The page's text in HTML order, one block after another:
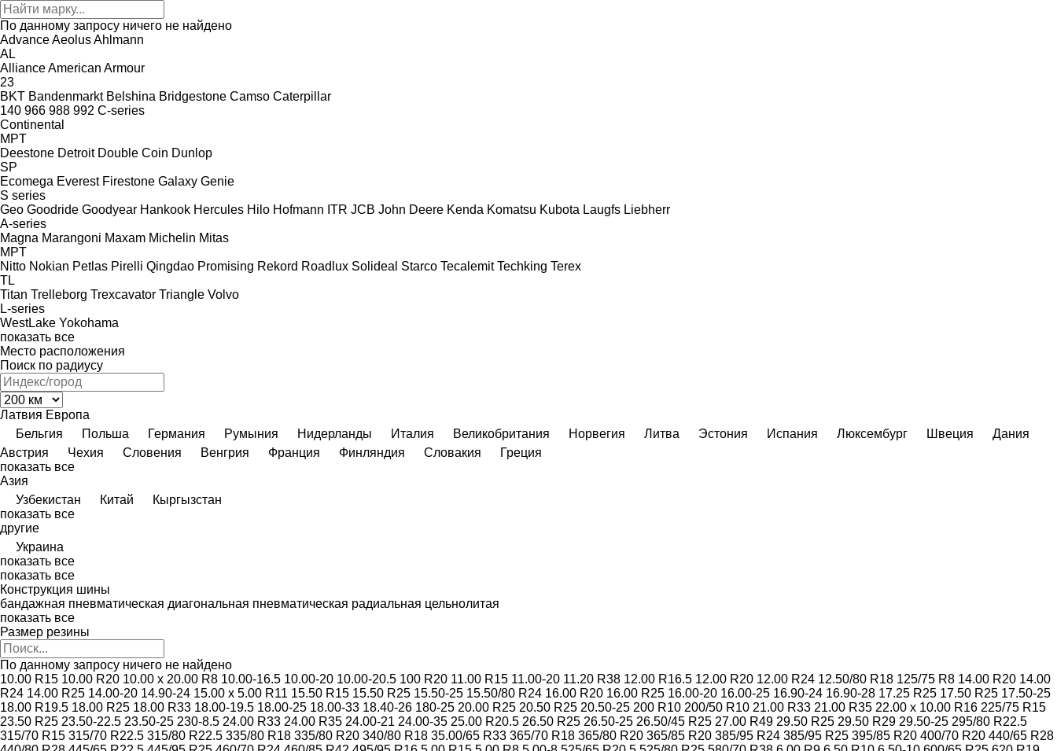
По данному запросу ничего не найдено
AdvanceAeolusAhlmann
AL
AllianceAmerican Armour
23
BKT Bandenmarkt Belshina Bridgestone Camso Caterpillar
140 966 988 992 C-series
Continental
MPT
Deestone Detroit Double Coin Dunlop
SP
Ecomega Everest Firestone Galaxy Genie
S series
Geo Goodride Goodyear Hankook Hercules Hilo Hofmann ITR JCB John Deere Kenda Komatsu Kubota Laugfs Liebherr
A-series
Magna Marangoni Maxam Michelin Mitas
MPT
Nitto Nokian Petlas Pirelli Qingdao Promising Rekord Roadlux Solideal Starco Tecalemit Techking Terex
TL
Titan Trelleborg Trexcavator Triangle Volvo
L-series
WestLake Yokohama
показать все
Место расположения
Поиск по радиусу
Латвия Европа
Бельгия
Польша Германия Румыния Нидерланды Италия Великобритания Норвегия Литва Эстония Испания Люксембург Швеция
Дания
Австрия
Чехия Словения Венгрия Франция Финляндия Словакия
Греция
показать все
Азия
Узбекистан
Китай
Кыргызстан
показать все
другие
Украина
показать все
показать все
Конструкция шины
бандажная пневматическая диагональная пневматическая радиальная цельнолитая
показать все
Размер резины
По данному запросу ничего не найдено
10.00 R15 10.00 R20 10.00 x 20.00 R8 10.00-16.5 10.00-20 10.00-20.5 100 R20 11.00 R15 11.00-20 11.20 R38 12.00 R16.5 12.00 R20 12.00 R24 12.50/80 R18 125/75 R8 14.00 R20 14.00
R24 14.00 R25 14.00-20 14.90-24 15.00 x 5.00 R11 15.50 R15 15.50 R25 15.50-25 15.50/80 R24 16.00 R20 16.00 R25 16.00-20 16.00-25 16.90-24 16.90-28 17.25 R25 17.50 R25 17.50-25
18.00 R19.5 18.00 R25 18.00 R33 18.00-19.5 18.00-25 18.00-33 18.40-26 180-25 20.00 R25 20.50 R25 20.50-25 200 R10 200/50 R10 21.00 R33 21.00 R35 22.00 x 10.00 R16 225/75 R15
23.50 R25 23.50-22.5 23.50-25 230-8.5 24.00 R33 24.00 R35 24.00-21 24.00-35 25.00 R20.5 26.50 R25 26.50-25 26.50/45 R25 27.00 R49 29.50 R25 29.50 R29 29.50-25 295/80 R22.5
315/70 R15 315/70 R22.5 315/80 R22.5 335/80 R18 335/80 R20 340/80 R18 35.00/65 R33 365/70 R18 365/80 R20 365/85 R20 385/95 R24 385/95 R25 395/85 R20 400/70 R20 440/65 R28